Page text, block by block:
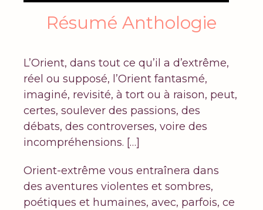
Résumé Anthologie
L’Orient, dans tout ce qu’il a d’extrême,
réel ou supposé, l’Orient fantasmé,
imaginé, revisité, à tort ou à raison, peut,
certes, soulever des passions, des
débats, des controverses, voire des
incompréhensions. […]
Orient-extrême vous entraînera dans
des aventures violentes et sombres,
poétiques et humaines, avec, parfois, ce